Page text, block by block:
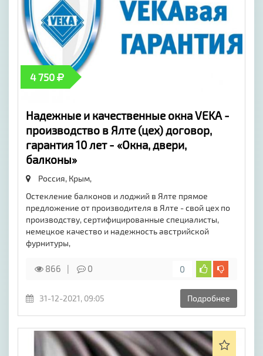
4 750
Надежные и качественные окна VEKA -
производство в Ялте (цех) договор,
гарантия 10 лет - «Окна, двери,
балконы»
Россия, Крым,
Остекление балконов и лоджий в Ялте прямое
предложение от производителя в Ялте - свой цех по
производству, сертифицированные специалисты,
немецкое качество и надежность австрийской
фурнитуры,
866 0 0
31-12-2021, 09:05 Подробнее